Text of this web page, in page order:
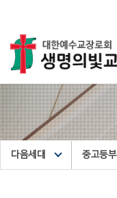
다음세대 중고등부